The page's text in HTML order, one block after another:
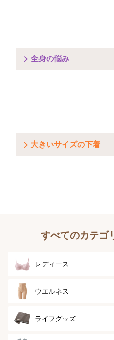
全身の悩み
大きいサイズの下着
すべてのカテゴ
レディース
ブラジャー
ボディースーツ
ウエルネス
健康サポート
ライフグッズ